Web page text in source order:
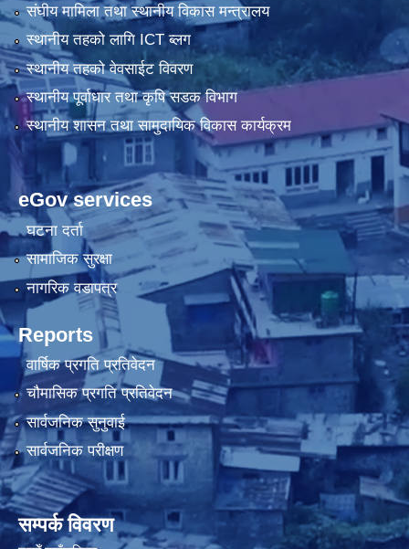
संघीय मामिला तथा स्थानीय विकास मन्त्रालय
स्थानीय तहको लागि ICT ब्लग
स्थानीय तहको वेवसाईट विवरण
स्थानीय पूर्वाधार तथा कृषि सडक विभाग
स्थानीय शासन तथा सामुदायिक विकास कार्यक्रम
eGov services
घटना दर्ता
सामाजिक सुरक्षा
नागरिक वडापत्र
Reports
वार्षिक प्रगति प्रतिवेदन
चौमासिक प्रगति प्रतिवेदन
सार्वजनिक सुनुवाई
सार्वजनिक परीक्षण
सम्पर्क विवरण